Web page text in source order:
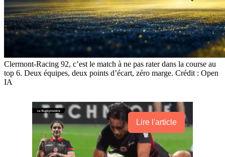
Clermont-Racing 92, c’est le match à ne pas rater dans la course au
top 6. Deux équipes, deux points d’écart, zéro marge. Crédit : Open
IA
Lire l'article